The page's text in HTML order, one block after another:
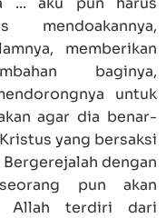
mendoakannya,
memberikan
baginya,
untuk
agar dia benar-
yang bersaksi
dengan
pun akan
Allah terdiri dari